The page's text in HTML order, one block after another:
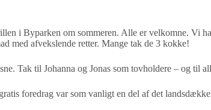
i Byparken om sommeren. Alle er velkomne. Vi
med afvekslende retter. Mange tak de 3 kokke!
Tak til Johanna og Jonas som tovholdere – og til
foredrag var som vanligt en del af det